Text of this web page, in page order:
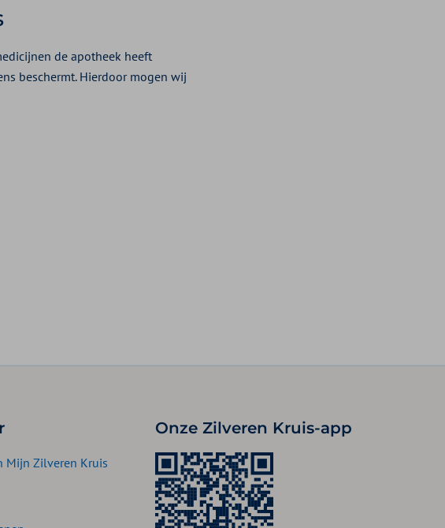
de apotheek heeft
beschermt. Hierdoor mogen wij
Mijn Zilveren Kruis
Onze Zilveren Kruis-app